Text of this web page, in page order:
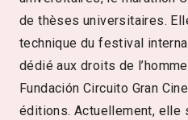
de thèses universitaires.
technique du festival
dédié aux droits de
Fundación Circuito Gran
éditions. Actuellement, elle